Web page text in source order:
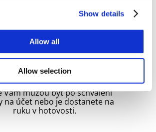
Show details
Allow all
Allow selection
NA ÚČET NEBO V
HOTOVOSTI
si, co je pro Vás nejvhodnější.
Vám můžou být po schválení
na účet nebo je dostanete na
ruku v hotovosti.